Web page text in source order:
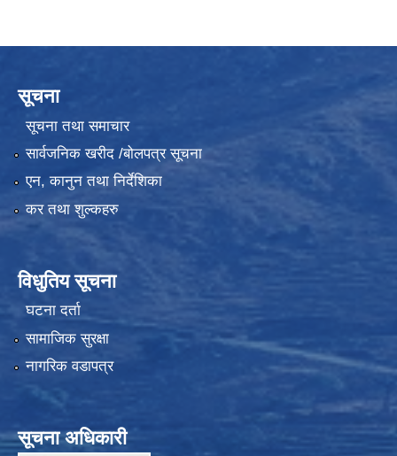
सूचना
सूचना तथा समाचार
सार्वजनिक खरीद /बोलपत्र सूचना
एन, कानुन तथा निर्देशिका
कर तथा शुल्कहरु
विधुतिय सूचना
घटना दर्ता
सामाजिक सुरक्षा
नागरिक वडापत्र
सूचना अधिकारी